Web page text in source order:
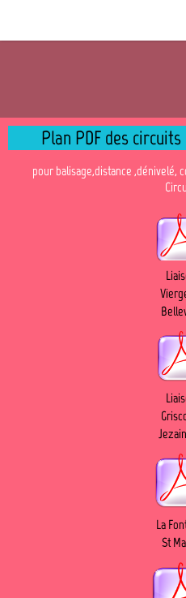
Plan PDF des
pour balisage,distance ,dénivelé,
La
St